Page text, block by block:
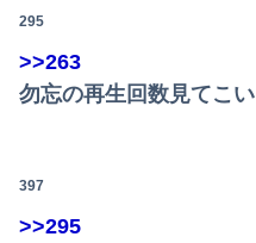
295
>>263
勿忘の再生回数見てこい
397
>>295